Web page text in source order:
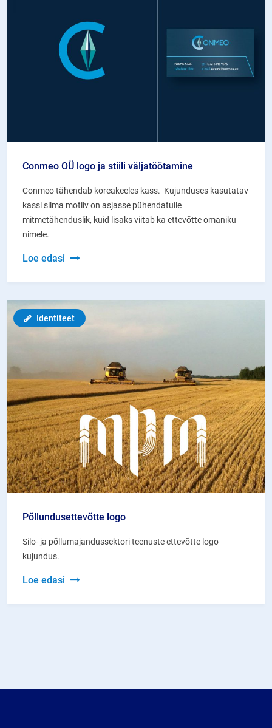
Conmeo OÜ logo ja stiili väljatöötamine
Conmeo tähendab koreakeeles kass. Kujunduses kasutatav
kassi silma motiiv on asjasse pühendatuile
mitmetähenduslik, kuid lisaks viitab ka ettevõtte omaniku
nimele.
Loe edasi
Conmeo
stiili
väljatöötamine
Identiteet
Põllundusettevõtte logo
Silo- ja põllumajandussektori teenuste ettevõtte logo
kujundus.
Loe edasi
Põllundusettevõtte